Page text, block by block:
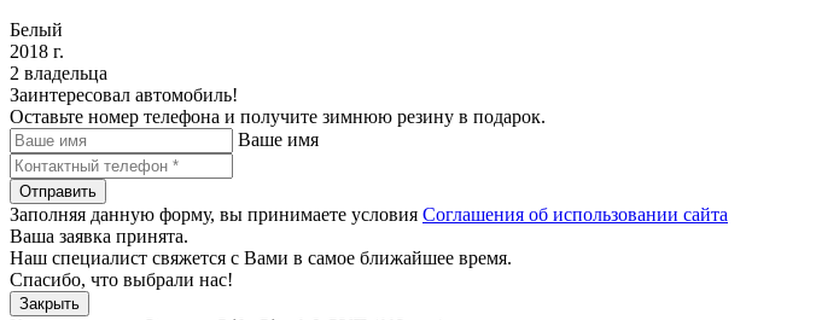
Белый
2018 г.
2 владельца
Заинтересовал автомобиль!
Оставьте номер телефона и получите зимнюю резину в подарок.
Ваше имя
Отправить
Заполняя данную форму, вы принимаете условия Соглашения об использовании сайта
Ваша заявка принята.
Наш специалист свяжется с Вами в самое ближайшее время.
Спасибо, что выбрали нас!
Закрыть